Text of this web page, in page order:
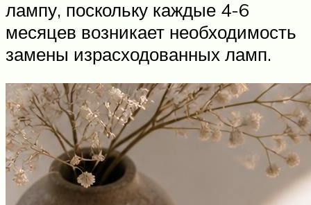
лампу, поскольку каждые 4-6
месяцев возникает необходимость
замены израсходованных ламп.